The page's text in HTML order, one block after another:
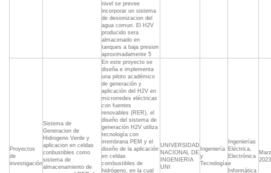
nivel se prevee
incorporar un sistema
de desionizacion del
agua comun. El H2V
producido sera
almacenado en
tanques a baja presion
aproximadamente 5
Proyectos
de
investigación
Sistema de
Generacion de
Hidrogeno Verde y
aplicacion en celdas
conbustibles como
sistema de
almacenamiento de
En este proyecto se
diseña e implementa
una piloto académico
de generación y
aplicación del H2V en
microrredes eléctricas
con fuentes
renovables (RER), el
diseño del sistema de
generación H2V utiliza
tecnología con
membrana PEM y el
diseño de la aplicación
en celdas
combustibles de
hidrógeno, en la cual
UNIVERSIDAD
NACIONAL DE
INGENIERIA
UNI
Ingeniería
y
Tecnología
Ingenierías
Eléctrica,
Electrónica
e
Informática
2023